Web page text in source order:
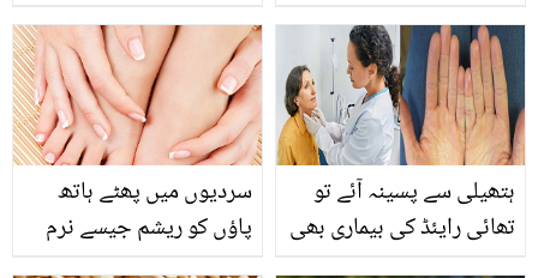
بوٹوکس کے بارے میں بتاتے
ہوئے ویڈیو وائرل
سوشل میڈیا پر چرچے!
دیکھیں ویڈیو
سردیوں میں پھٹے ہاتھ
پاؤں کو ریشم جیسے نرم
ہتھیلی سے پسینہ آئے تو
تھائی رایئڈ کی بیماری بھی